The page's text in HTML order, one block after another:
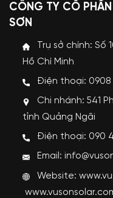
CÔNG TY CỔ
SƠN
Trụ sở chính: Số
Hồ Chí Minh
Điện thoại: 0908
Chi nhánh: 541
tỉnh Quảng Ngãi
Điện thoại: 090
Email:
Website: